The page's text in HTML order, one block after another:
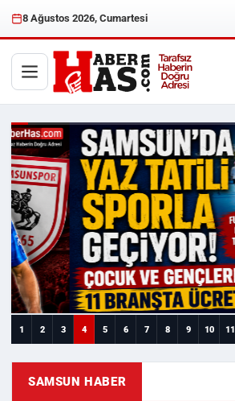
8 Ağustos 2026, Cumartesi
Haberhas —
1 2 3 4 5 6 7 8 9 10 11
SAMSUN HABER